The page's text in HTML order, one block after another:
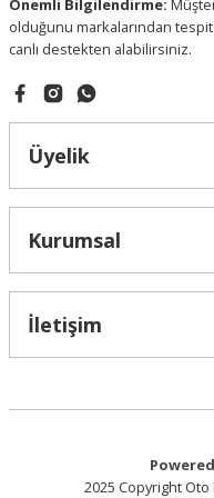
Kaya Sinyal
Çamurluk Sinyali Sarı / Clio
65,00 ₺
Önemli Bilgilendirme:
olduğunu markalarından
canlı destekten alabilirsiniz.
Üyelik
Kurumsal
İletişim
2025 Copyright Oto